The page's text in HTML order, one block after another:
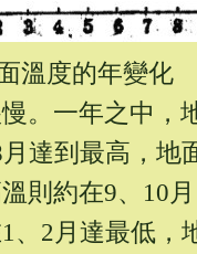
溫度的年變化
。一年之中，
達到最高，地
則約在9、10
、2月達最低，